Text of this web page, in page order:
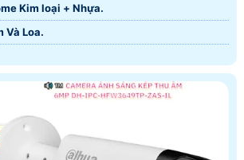
Kim loại + Nhựa.
Và Loa.